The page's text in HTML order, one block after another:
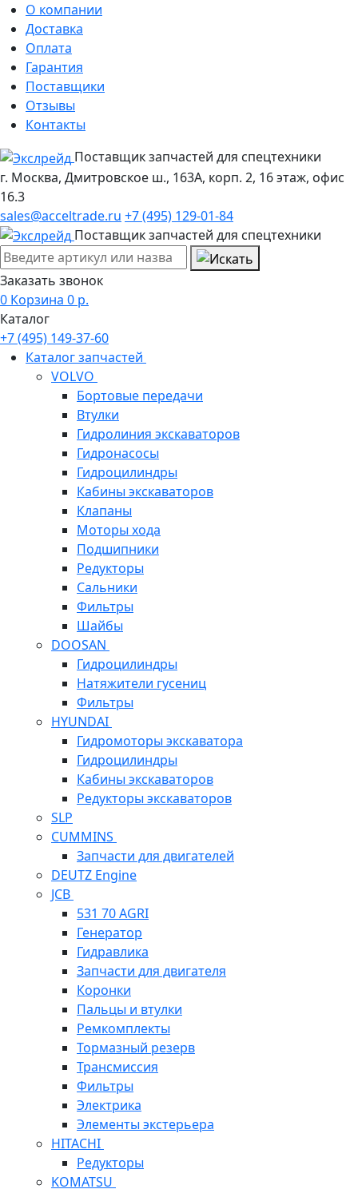
О компании
Доставка
Оплата
Гарантия
Поставщики
Отзывы
Контакты
Поставщик запчастей для спецтехники
г. Москва, Дмитровское ш., 163А, корп. 2, 16 этаж, офис
16.3
sales@acceltrade.ru +7 (495) 129-01-84
Поставщик запчастей для спецтехники
Заказать звонок
0 Корзина 0 р.
Каталог
+7 (495) 149-37-60
Каталог запчастей
VOLVO
Бортовые передачи
Втулки
Гидролиния экскаваторов
Гидронасосы
Гидроцилиндры
Кабины экскаваторов
Клапаны
Моторы хода
Подшипники
Редукторы
Сальники
Фильтры
Шайбы
DOOSAN
Гидроцилиндры
Натяжители гусениц
Фильтры
HYUNDAI
Гидромоторы экскаватора
Гидроцилиндры
Кабины экскаваторов
Редукторы экскаваторов
SLP
CUMMINS
Запчасти для двигателей
DEUTZ Engine
JCB
531 70 AGRI
Генератор
Гидравлика
Запчасти для двигателя
Коронки
Пальцы и втулки
Ремкомплекты
Тормазный резерв
Трансмиссия
Фильтры
Электрика
Элементы экстерьера
HITACHI
Редукторы
KOMATSU